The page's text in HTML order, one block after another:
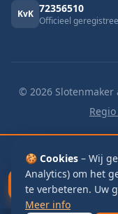
KvK 72356510
Officieel
© 2026
📬 Brievenbus€115
Bel
🍪 Cookies – Wij
Analytics) om het
te verbeteren. Uw
Meer info